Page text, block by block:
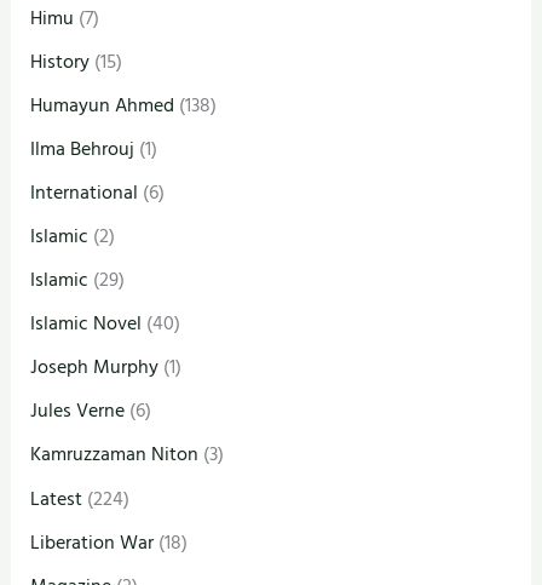
Himu (7)
History(15)
Humayun Ahmed (138)
Ilma Behrouj (1)
International (6)
Islamic (2)
Islamic (29)
Islamic Novel (40)
Joseph Murphy(1)
Jules Verne(6)
Kamruzzaman Niton (3)
Latest(224)
Liberation War(18)